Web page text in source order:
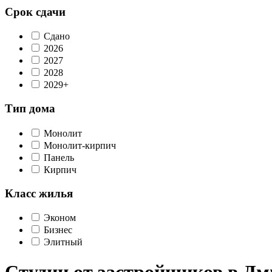
Срок сдачи
Сдано
2026
2027
2028
2029+
Тип дома
Монолит
Монолит-кирпич
Панель
Кирпич
Класс жилья
Эконом
Бизнес
Элитный